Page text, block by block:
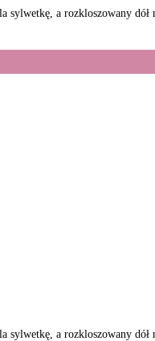
sylwetkę, a rozkloszowany
sylwetkę, a rozkloszowany